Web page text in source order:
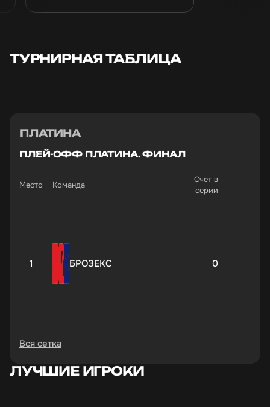
ТУРНИРНАЯ ТАБЛИЦА
ПЛАТИНА
ПЛЕЙ-ОФФ ПЛАТИНА. ФИНАЛ
Место Команда
Счет в
серии
1 БРОЗЕКС 0
Вся сетка
ЛУЧШИЕ ИГРОКИ